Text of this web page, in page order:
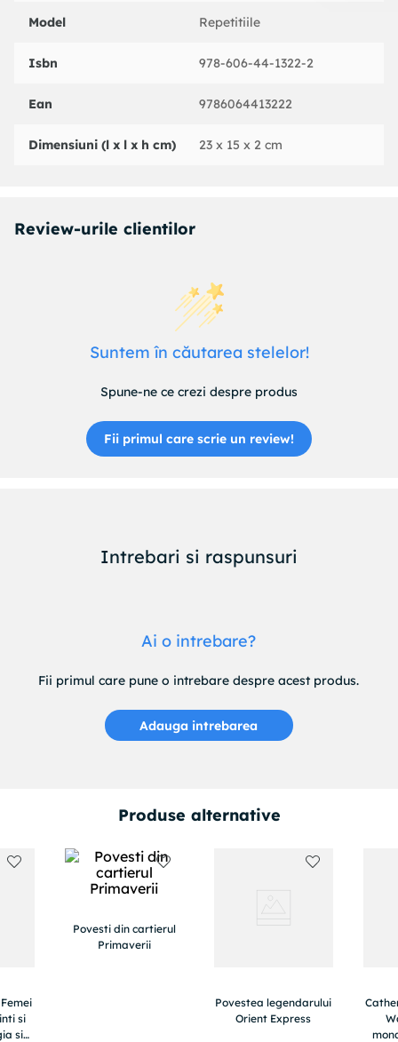
profund emotionant, atat de plin de durere nepotolita,
nu numai cu datele concrete, ci si cu realitatile emotionale si
Model Repetitiile
Isbn 978-606-44-1322-2
Ean 9786064413222
Dimensiuni (l x l x h cm) 23 x 15 x 2 cm
Review-urile clientilor
Suntem în căutarea stelelor!
Spune-ne ce crezi despre produs
Fii primul care scrie un review!
Intrebari si raspunsuri
Ai o intrebare?
Fii primul care pune o intrebare despre acest produs.
Adauga intrebarea
Produse alternative
si
si
Povesti din cartierul
Primaverii
Povestea legendarului
Orient Express